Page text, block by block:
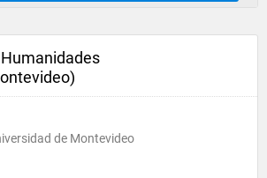
de Montevideo